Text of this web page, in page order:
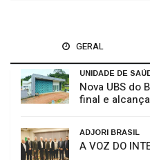
GERAL
UNIDADE DE
Nova UBS do
final e
ADJORI BRASIL
A VOZ DO